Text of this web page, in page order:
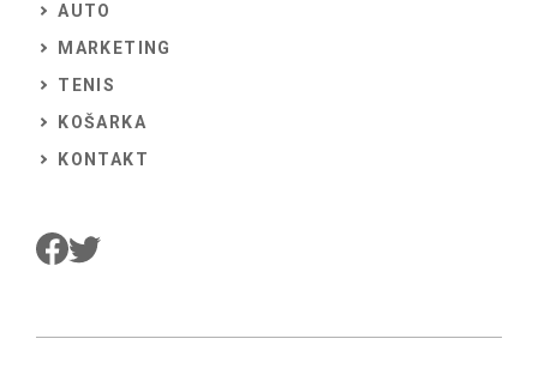
AUTO
MARKETING
TENIS
KOŠARKA
KONTAKT